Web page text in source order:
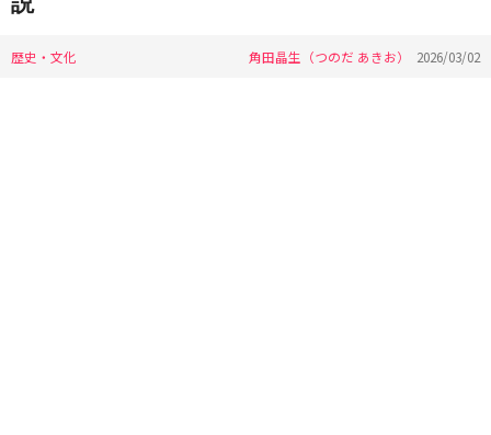
歴史・文化 角田晶生（つのだ あきお） 2026/03/02